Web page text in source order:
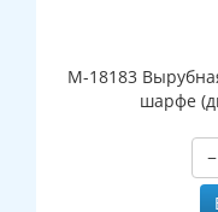
М-18183
шарфе
−